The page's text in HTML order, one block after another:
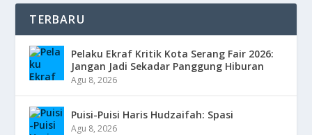
TERBARU
Pelaku Ekraf Kritik Kota Serang Fair 2026:
Jangan Jadi Sekadar Panggung Hiburan
Agu 8, 2026
Puisi-Puisi Haris Hudzaifah: Spasi
Agu 8, 2026